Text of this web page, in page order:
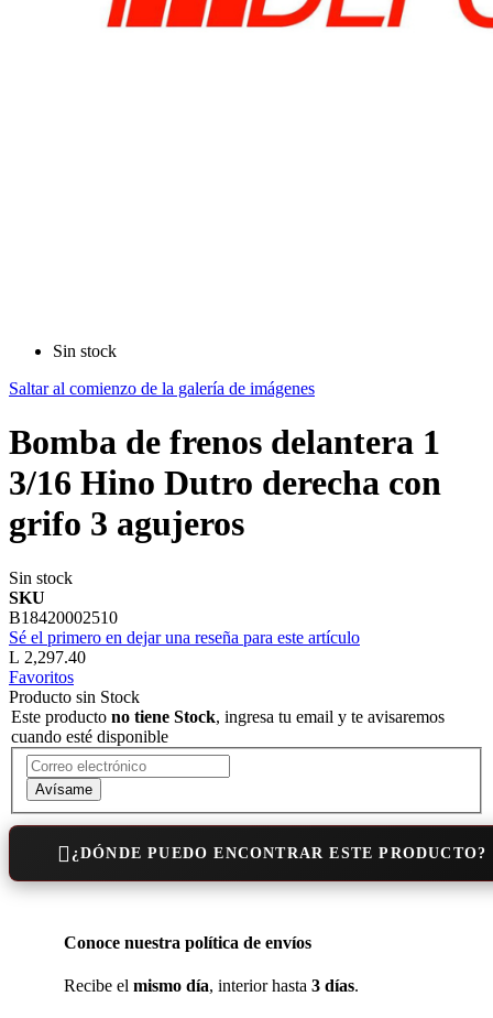
Sin stock
Saltar al comienzo de la galería de imágenes
Bomba de frenos delantera 1
3/16 Hino Dutro derecha con
grifo 3 agujeros
Sin stock
SKU
B18420002510
Sé el primero en dejar una reseña para este artículo
L 2,297.40
Favoritos
Producto sin Stock
Este producto no tiene Stock, ingresa tu email y te avisaremos
cuando esté disponible
Avísame
¿DÓNDE PUEDO ENCONTRAR ESTE PRODUCTO?
Conoce nuestra política de envíos
Recibe el mismo día, interior hasta 3 días.